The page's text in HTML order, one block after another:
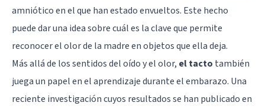
amniótico en el que han estado envueltos. Este hecho
puede dar una idea sobre cuál es la clave que permite
reconocer el olor de la madre en objetos que ella deja.
Más allá de los sentidos del oído y el olor, el tacto también
juega un papel en el aprendizaje durante el embarazo. Una
reciente investigación cuyos resultados se han publicado en